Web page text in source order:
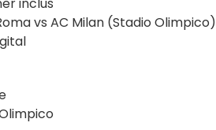
vs AC Milan (Stadio Olimpico)